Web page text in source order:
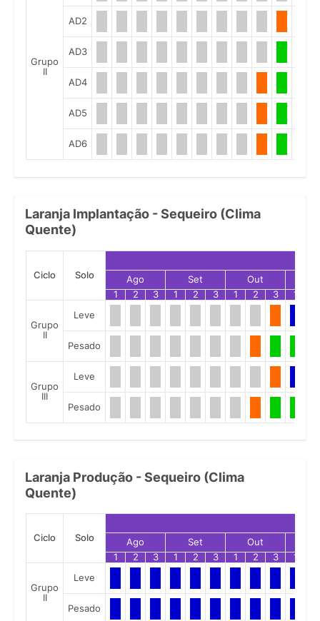
Grupo
II
AD2
AD3
AD4
AD5
AD6
Laranja Implantação - Sequeiro (Clima
Quente)
Ciclo Solo Ago Set Out
1
2 3 1 2 3 1 2 3 1
Grupo
II
Leve
Pesado
Grupo
III
Leve
Pesado
Laranja Produção - Sequeiro (Clima
Quente)
Ciclo Solo Ago Set Out
1
2 3 1 2 3 1 2 3 1
Grupo
II
Leve
Pesado